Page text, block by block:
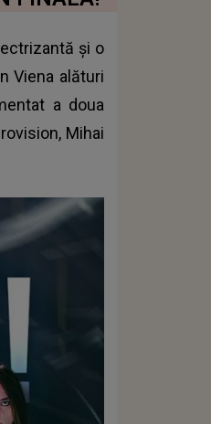
și o
Viena alături
a doua
Mihai